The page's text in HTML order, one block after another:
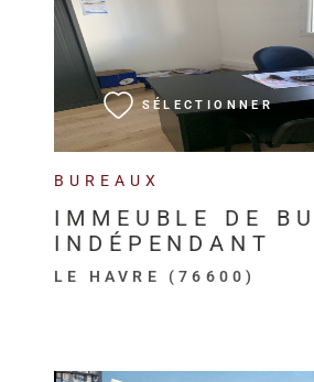
BUREAUX
IMMEUBLE DE
INDÉPENDANT
LE HAVRE (76600)
SÉLECTIONNER
VOIR LE BIEN